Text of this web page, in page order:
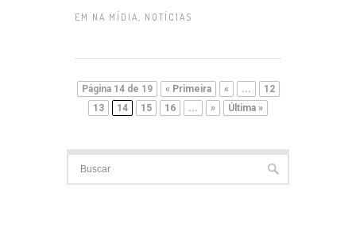
EM NA MÍDIA NOTÍCIAS
Página 14 de 19 « Primeira « ...
12
13
14 15 16 ... » Última »